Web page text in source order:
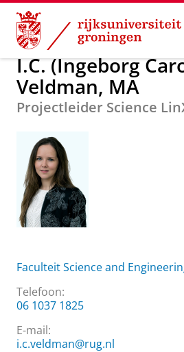
Skip
Content
Skip
Navigation
Over ons I.C.
I.C. (Ingeborg
Veldman, MA
Projectleider Science
Faculteit Science and
Telefoon:
06 1037 1825
E-mail:
i.c.veldman@rug.nl